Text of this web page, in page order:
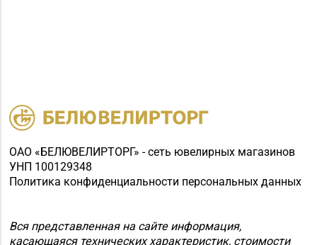
ОАО «БЕЛЮВЕЛИРТОРГ» - сеть ювелирных магазинов
УНП 100129348
Политика конфиденциальности персональных данных
Вся представленная на сайте информация,
касающаяся технических характеристик, стоимости